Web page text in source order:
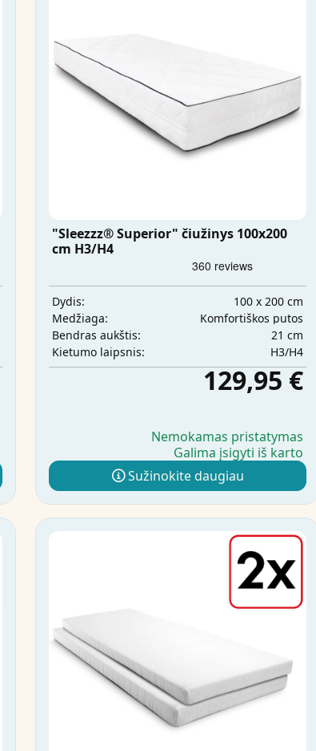
"Sleezzz® Superior" čiužinys 100x200
cm H3/H4
Dydis:
100 x 200 cm
Medžiaga:
Komfortiškos putos
Bendras aukštis:
21 cm
Kietumo laipsnis:
H3/H4
129,95 €
Nemokamas pristatymas
Galima įsigyti iš karto
Sužinokite daugiau